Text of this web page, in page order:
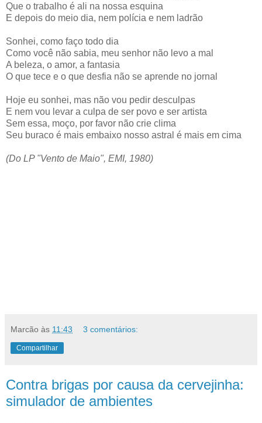
Que o trabalho é ali na nossa esquina
E depois do meio dia, nem polícia e nem ladrão
Sonhei, como faço todo dia
Como você não sabia, meu senhor não levo a mal
A beleza, o amor, a fantasia
O que tece e o que desfia não se aprende no jornal
Hoje eu sonhei, mas não vou pedir desculpas
E nem vou levar a culpa de ser povo e ser artista
Sem essa, moço, por favor não crie clima
Seu buraco é mais embaixo nosso astral é mais em cima
(Do LP "Vento de Maio", EMI, 1980)
Marcão às 11:43 3 comentários:
Compartilhar
Contra brigas por causa da cervejinha:
simulador de ambientes